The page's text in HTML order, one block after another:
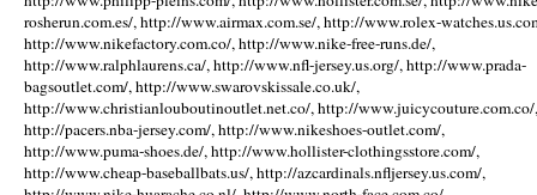
rosherun.com.es/, http://www.airmax.com.se/, http://www.rolex-
http://www.nikefactory.com.co/, http://www.nike-free-runs.de/,
http://www.ralphlaurens.ca/, http://www.nfl-jersey.us.org/, http://www.prada-
bagsoutlet.com/, http://www.swarovskissale.co.uk/,
http://www.christianlouboutinoutlet.net.co/, http://www.juicycouture.com.co/,
http://pacers.nba-jersey.com/, http://www.nikeshoes-outlet.com/,
http://www.puma-shoes.de/, http://www.hollister-clothingsstore.com/,
http://www.cheap-baseballbats.us/, http://azcardinals.nfljersey.us.com/,